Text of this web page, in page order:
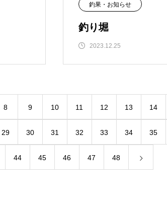
釣果・お知らせ
釣り堀
2023.12.25
8 9 10 11 12 13 14
29 30 31 32 33 34 35
44 45 46 47 48